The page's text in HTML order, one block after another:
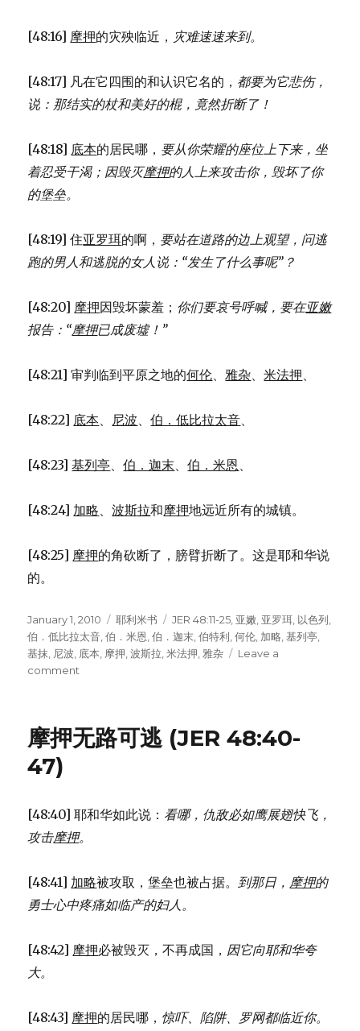
[48:16] 摩押的灾殃临近， 灾难速速来到。
[48:17] 凡在它四围的和认识它名的， 都要为它悲伤，
说： 那结实的杖和美好的棍， 竟然折断了！
[48:18] 底本的居民哪， 要从你荣耀的座位上下来， 坐
着忍受干渴； 因毁灭摩押的人上来攻击你，毁坏了你
的堡垒。
[48:19] 住亚罗珥的啊， 要站在道路的边上观望， 问逃
跑的男人和逃脱的女人说： “发生了什么事呢”？
[48:20] 摩押因毁坏蒙羞； 你们要哀号呼喊， 要在亚嫩
报告： “摩押已成废墟！”
[48:21] 审判临到平原之地的何伦、雅杂、米法押、
[48:22] 底本、 尼波、伯．低比拉太音、
[48:23]基列亭、伯．迦末、伯．米恩、
[48:24] 加略、波斯拉和摩押地远近所有的城镇。
[48:25] 摩押的角砍断了，膀臂折断了。这是耶和华说
的。
Posted
on
January 1, 2010 Categories
耶利米书 Tags
JER 48:11-25 亚嫩 亚罗珥 以色列
伯．低比拉太音 ,伯．米恩 ,伯．迦末 ,伯特利 ,何伦 加略 ,基列亭
基抹 尼波 底本 摩押 ,波斯拉 ,米法押 雅杂
Leave a
comment
城
(JER
48:11-
摩押无路可逃 (JER 48:40-
47)
[48:40] 耶和华如此说： 看哪，仇敌必如鹰展翅快飞，
攻击摩押。
[48:41] 加略被攻取，堡垒也被占据。 到那日， 摩押的
勇士心中疼痛如临产的妇人。
[48:42] 摩押必被毁灭，不再成国， 因它向耶和华夸
大。
[48:43] 摩押的居民哪， 惊吓、陷阱、罗网都临近你。